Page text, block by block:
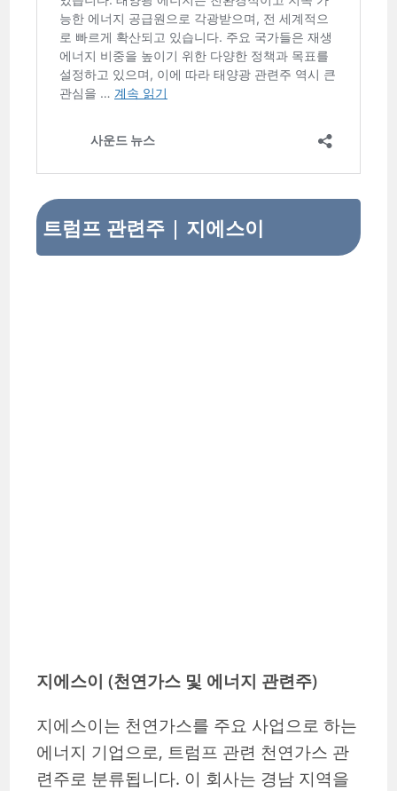
트럼프 관련주 | 지에스이
지에스이 (천연가스 및 에너지 관련주)
지에스이는 천연가스를 주요 사업으로 하는
에너지 기업으로, 트럼프 관련 천연가스 관
련주로 분류됩니다. 이 회사는 경남 지역을